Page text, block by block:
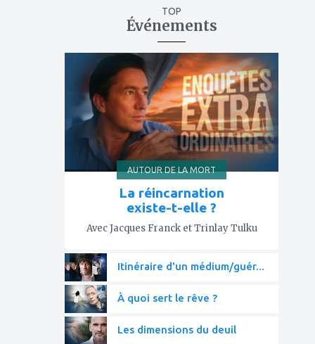
TOP
Événements
mes
favoris
AUTOUR DE LA MORT
La réincarnation
existe-t-elle ?
Avec Jacques Franck et Trinlay Tulku
Itinéraire d'un médium/guér...
À quoi sert le rêve ?
Les dimensions du deuil